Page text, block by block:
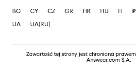
BG CY CZ GR HR HU IT
UA
UA(RU)
Zawartość tej strony jest chroniona
Answear.com S.A.